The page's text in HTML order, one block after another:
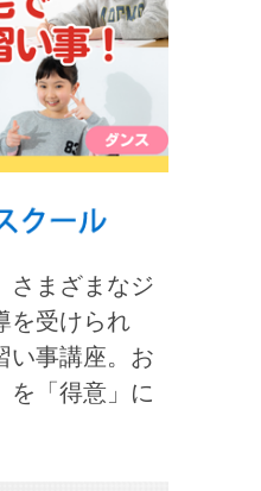
さまざまなジ
を受けられ
い事講座。お
を「得意」に